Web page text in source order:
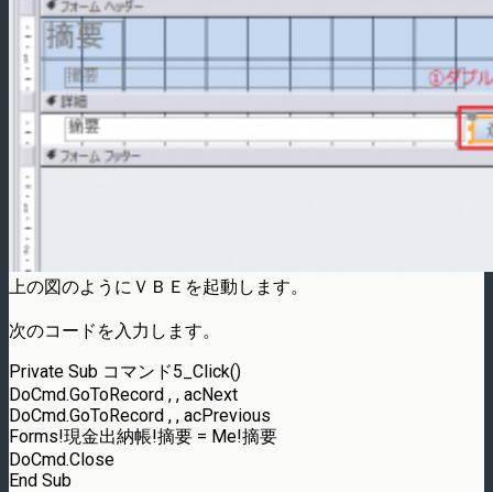
上の図のようにＶＢＥを起動します。
次のコードを入力します。
Private Sub コマンド5_Click()
DoCmd.GoToRecord , , acNext
DoCmd.GoToRecord , , acPrevious
Forms!現金出納帳!摘要 = Me!摘要
DoCmd.Close
End Sub